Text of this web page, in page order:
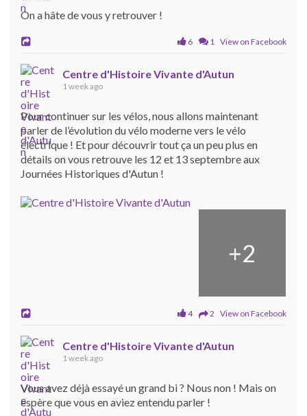
On a hâte de vous y retrouver !
6 1 View on Facebook
Centre d'Histoire Vivante d'Autun
1 week ago
Pour continuer sur les vélos, nous allons maintenant
parler de l’évolution du vélo moderne vers le vélo
électrique ! Et pour découvrir tout ça un peu plus en
détails on vous retrouve les 12 et 13 septembre aux
Journées Historiques d'Autun !
+2
4 2 View on Facebook
Centre d'Histoire Vivante d'Autun
1 week ago
Vous avez déjà essayé un grand bi ? Nous non ! Mais on
espère que vous en aviez entendu parler !